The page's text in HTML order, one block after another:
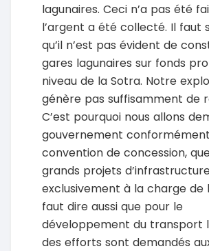
lagunaires. Ceci n’a pas été
l’argent a été collecté. Il faut
qu’il n’est pas évident de
gares lagunaires sur fonds
niveau de la Sotra. Notre
génère pas suffisamment de
C’est pourquoi nous allons
gouvernement
convention de concession,
grands projets
exclusivement à la charge de
faut dire aussi que pour le
développement du transport
des efforts sont demandés